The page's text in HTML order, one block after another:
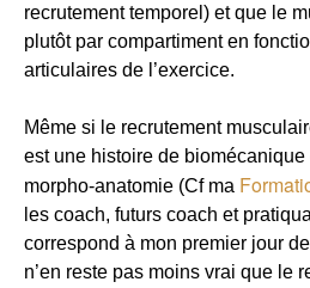
recrutement temporel) et que le
plutôt par compartiment en
articulaires de l’exercice.
Même si le recrutement
est une histoire de biomécanique
morpho-anatomie (Cf ma
les coach, futurs coach et
correspond à mon premier jour
n’en reste pas moins vrai que le